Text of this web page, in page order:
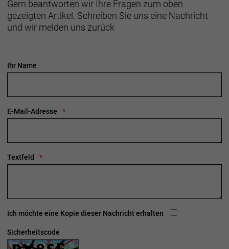
erhältlich und damit ideal für Rennradfahrer und
Pendler.
Empfehlungen für den Rennradreifendruck
Reifenbreite, um den empfohlenen Reifendruck zu
ermitteln. Manchmal kann es von Vorteil sein, den
anfühlen, kannst du den Luftdr
Herstellerdaten gem. GPSR
Gern beantworten wir Ihre Fragen zum oben
gezeigten Artikel. Schreiben Sie uns eine Nachricht
und wir melden uns zurück
Ihr Name
E-Mail-Adresse
Textfeld
Ich möchte eine Kopie dieser Nachricht erhalten
Sicherheitscode